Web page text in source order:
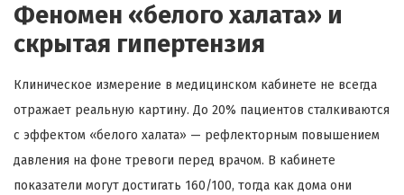
Феномен «белого халата» и
скрытая гипертензия
Клиническое измерение в медицинском кабинете не всегда
отражает реальную картину. До 20% пациентов сталкиваются
с эффектом «белого халата» — рефлекторным повышением
давления на фоне тревоги перед врачом. В кабинете
показатели могут достигать 160/100, тогда как дома они